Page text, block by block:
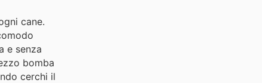
cane.
e senza
bomba
cerchi il